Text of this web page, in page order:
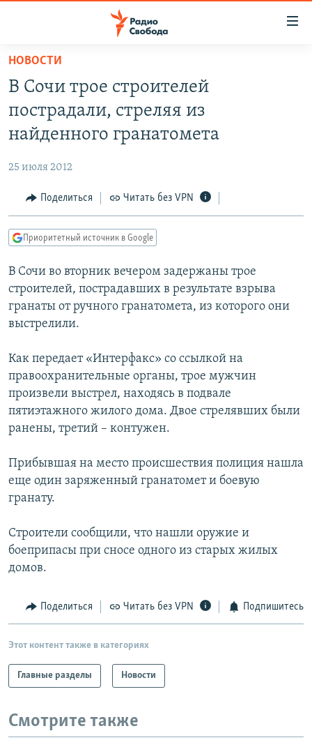
упрощенного
доступа
основному
Вернутся
Вернутся
поиску
АВТОРСКИЕ ПРОЕКТЫ
МНЕНИЯ
КУЛЬТУРА
КАВКАЗ.РЕАЛИИ
СЕВЕР.РЕАЛИИ
СИБИРЬ.РЕАЛИИ
РАСПИСАНИЕ ВЕЩАНИЯ
ПОДПИШИТЕСЬ НА РАССЫЛКУ
Все сайты РСЕ/РС
НОВОСТИ
В Сочи трое строителей
пострадали, стреляя из
найденного гранатомета
25 июля 2012
Поделиться Читать без VPN
Приоритетный источник в Google
В Сочи во вторник вечером задержаны трое
строителей, пострадавших в результате взрыва
гранаты от ручного гранатомета, из которого они
выстрелили.
Как передает «Интерфакс» со ссылкой на
правоохранительные органы, трое мужчин
произвели выстрел, находясь в подвале
пятиэтажного жилого дома. Двое стрелявших были
ранены, третий – контужен.
Прибывшая на место происшествия полиция нашла
еще один заряженный гранатомет и боевую
гранату.
Строители сообщили, что нашли оружие и
боеприпасы при сносе одного из старых жилых
домов.
Поделиться Читать без VPN Подпишитесь
Этот контент также в категориях
Главные разделы Новости
Смотрите также